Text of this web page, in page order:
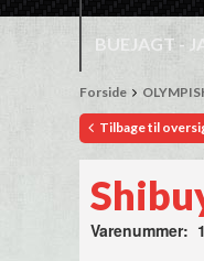
BUEJAGT -
Forside
Tilbage til
Varenummer: